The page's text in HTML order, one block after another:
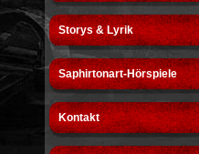
Storys & Lyrik
Saphirtonart-Hörspiele
Kontakt